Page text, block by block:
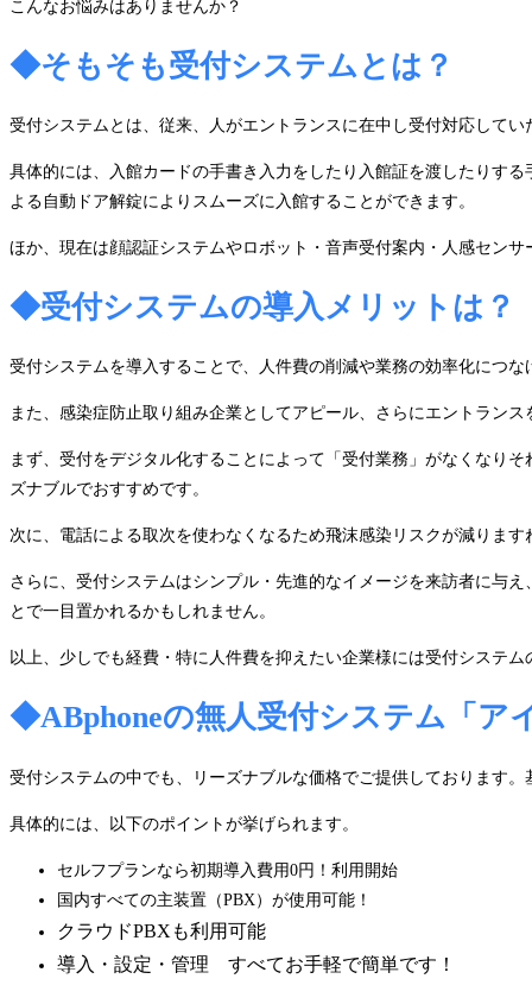
こんなお悩みはありませんか？
◆そもそも受付システムとは？
受付システムとは、従来、人がエントランスに在中し受付対応して
具体的には、入館カードの手書き入力をしたり入館証を渡したりす
よる自動ドア解錠によりスムーズに入館することができます。
ほか、現在は顔認証システムやロボット・音声受付案内・人感セン
◆受付システムの導入メリットは？
受付システムを導入することで、人件費の削減や業務の効率化につな
また、感染症防止取り組み企業としてアピール、さらにエントラン
まず、受付をデジタル化することによって「受付業務」がなくなり
ズナブルでおすすめです。
次に、電話による取次を使わなくなるため飛沫感染リスクが減りま
さらに、受付システムはシンプル・先進的なイメージを来訪者に与
とで一目置かれるかもしれません。
以上、少しでも経費・特に人件費を抑えたい企業様には受付システ
◆ABphoneの無人受付システム「ア
受付システムの中でも、リーズナブルな価格でご提供しております
具体的には、以下のポイントが挙げられます。
セルフプランなら初期導入費用0円！利用開始
国内すべての主装置（PBX）が使用可能！
クラウドPBXも利用可能
導入・設定・管理 すべてお手軽で簡単です！